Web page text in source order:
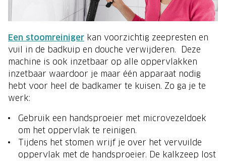
Een stoomreiniger kan voorzichtig zeepresten en
vuil in de badkuip en douche verwijderen. Deze
machine is ook inzetbaar op alle oppervlakken
inzetbaar waardoor je maar één apparaat nodig
hebt voor heel de badkamer te kuisen. Zo ga je te
werk:
Gebruik een handsproeier met microvezeldoek
om het oppervlak te reinigen.
Tijdens het stomen wrijf je over het vervuilde
oppervlak met de handsproeier. De kalkzeep lost